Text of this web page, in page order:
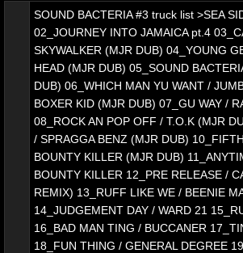
SOUND BACTERIA #3 truck list >SEA
02_JOURNEY INTO JAMAICA pt.4
SKYWALKER (MJR DUB) 04_YOUNG
HEAD (MJR DUB) 05_SOUND
DUB) 06_WHICH MAN YU WANT /
BOXER KID (MJR DUB) 07_GU WAY /
08_ROCK AN POP OFF / T.O.K (MJR
/ SPRAGGA BENZ (MJR DUB)
BOUNTY KILLER (MJR DUB)
BOUNTY KILLER 12_PRE RELEASE /
REMIX) 13_RUFF LIKE WE / BEENIE
14_JUDGEMENT DAY / WARD 21
16_BAD MAN TING / BUCCANER
18_FUN THING / GENERAL DEGREE